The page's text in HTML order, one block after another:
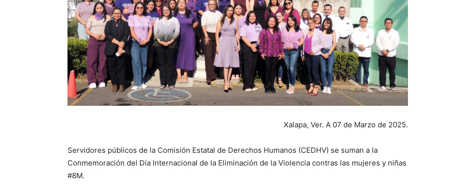
Xalapa, Ver. A 07 de Marzo de 2025.
Servidores públicos de la Comisión Estatal de Derechos Humanos (CEDHV) se suman a la
Conmemoración del Día Internacional de la Eliminación de la Violencia contras las mujeres y niñas
#8M.